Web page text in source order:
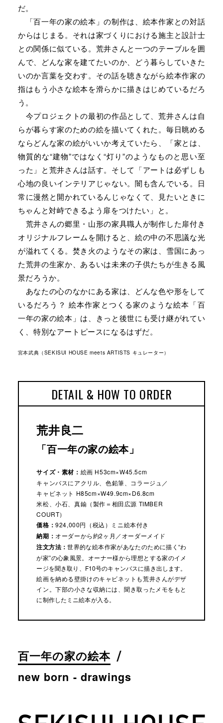
だ。
「百一年の家の絵本」の制作は、絵本作家との対話
からはじまる。それは家づくりにおける施主と設計士
との関係に似ている。荒井さんと一つのテーブルを囲
んで、どんな家を建てたいのか、どう暮らしていきた
いのか言葉を交わす。その話を聴きながら絵本作家の
指はもう小さな絵本を滑らかに描きはじめているだろ
う。
今プロジェクトの最初の作品として、荒井さんは自
らが暮らす家のための絵を描いてくれた。毎日眺める
ならどんな家の絵がいいか考えていたら、「家とは、
物質的な“建物”ではなく“灯り”のようなものと思い至
った」と荒井さんは話す。そして「アートは必ずしも
心地の良いインテリアじゃない。闇も含んでいる。日
常に漫然と開かれているんじゃなくて、見たいときに
ちゃんと対峙できるよう扉をつけたい」と。
荒井さんの郷里・山形の家具職人が制作した扉付き
オリジナルフレームを開けると、絵の中の不思議な光
が溢れてくる。焚き火のようなその家は、雪国にあっ
た荒井の生家か、あるいは未来の子供たちが生きる風
景だろうか。
あなたの心のなかにある家は、どんな色や形をして
いるだろう？ 絵本作家とつくる家のような絵本「百
一年の家の絵本」は、きっと後世にも受け継がれてい
く、特別なアートピースになるはずだ。
宮本武典（SEKISUI HOUSE meets ARTISTS キュレーター）
DETAIL & HOW TO ORDER
荒井良二
「百一年の家の絵本」
サイズ・素材： 絵画 H53cm×W45.5cm
キャンバスにアクリル、色鉛筆、コラージュ／
キャビネット H85cm×W49.9cm×D6.8cm
米松、小石、真鍮（製作＝相田広源 TIMBER
COURT）
価格：924,000円（税込）ミニ絵本付き
納期： オーダーから約2ヶ月／オーダーメイド
注文方法：世界的な絵本作家があなたのために描く“わ
が家”の心象風景。オーナー様から理想とする家のイメ
ージを聞き取り、F10号のキャンバスに描き出します。
絵画を納める壁掛けのキャビネットも荒井さんがデザ
イン。下部の小さな収納には、聞き取ったメモをもと
に制作したミニ絵本が入る。
百一年の家の絵本
new born - drawings